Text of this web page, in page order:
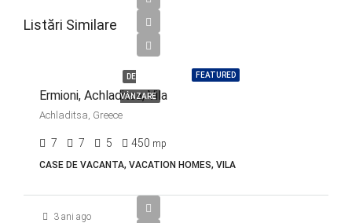
Listări Similare
FEATURED
DE
VÂNZARE
Ermioni, Achladitsa, Vila
Achladitsa, Greece
7 7 5 450 mp
CASE DE VACANTA, VACATION HOMES, VILA
3 ani ago